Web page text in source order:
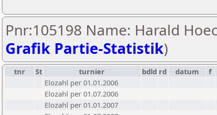
Pnr:105198 Name: Harald
Grafik Partie-Statistik)
tnr St turnier bdld rd datum
f
Elozahl per 01.01.2006
Elozahl per 01.07.2006
Elozahl per 01.01.2007